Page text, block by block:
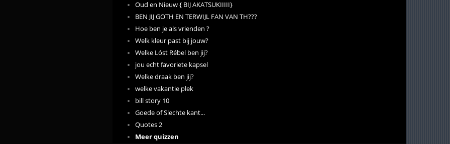
Oud en Nieuw { BIJ AKATSUKIIIII}
BEN JIJ GOTH EN TERWIJL FAN VAN TH???
Hoe ben je als vrienden ?
Welk kleur past bij jouw?
Welke Lóst Rébel ben jij?
jou echt favoriete kapsel
Welke draak ben jij?
welke vakantie plek
bill story 10
Goede of Slechte kant...
Quotes 2
Meer quizzen